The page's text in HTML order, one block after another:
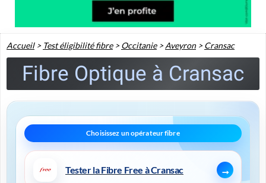
Accueil> Test éligibilité fibre>Occitanie>Aveyron>Cransac
Fibre Optique à Cransac
Tester la Fibre Free à Cransac